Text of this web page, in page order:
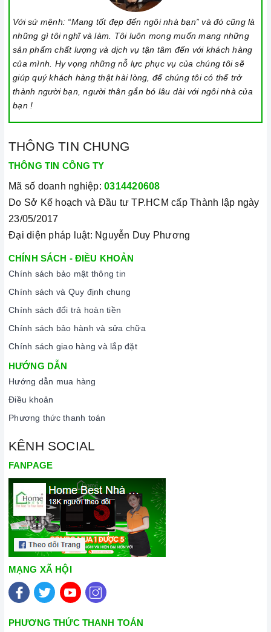
Với sứ mệnh: “Mang tốt đẹp đến ngôi nhà bạn” và đó cũng là
những gì tôi nghĩ và làm. Tôi luôn mong muốn mang những
sản phẩm chất lượng và dịch vụ tận tâm đến với khách hàng
của mình. Hy vọng những nỗ lực phục vụ của chúng tôi sẽ
giúp quý khách hàng thật hài lòng, để chúng tôi có thể trở
thành người bạn, người thân gắn bó lâu dài với ngôi nhà của
bạn !
THÔNG TIN CHUNG
THÔNG TIN CÔNG TY
Mã số doanh nghiệp: 0314420608
Do Sở Kế hoạch và Đầu tư TP.HCM cấp Thành lập ngày
23/05/2017
Đại diện pháp luật: Nguyễn Duy Phương
CHÍNH SÁCH - ĐIỀU KHOẢN
Chính sách bảo mật thông tin
Chính sách và Quy định chung
Chính sách đổi trả hoàn tiền
Chính sách bảo hành và sửa chữa
Chính sách giao hàng và lắp đặt
HƯỚNG DẪN
Hướng dẫn mua hàng
Điều khoản
Phương thức thanh toán
KÊNH SOCIAL
FANPAGE
MẠNG XÃ HỘI
PHƯƠNG THỨC THANH TOÁN